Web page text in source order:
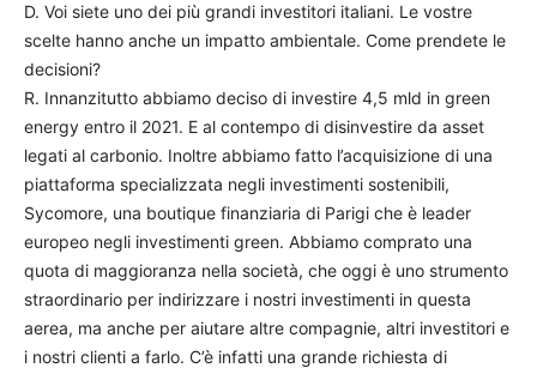
D. Voi siete uno dei più grandi investitori italiani. Le vostre
scelte hanno anche un impatto ambientale. Come prendete le
decisioni?
R. Innanzitutto abbiamo deciso di investire 4,5 mld in green
energy entro il 2021. E al contempo di disinvestire da asset
legati al carbonio. Inoltre abbiamo fatto l’acquisizione di una
piattaforma specializzata negli investimenti sostenibili,
Sycomore, una boutique finanziaria di Parigi che è leader
europeo negli investimenti green. Abbiamo comprato una
quota di maggioranza nella società, che oggi è uno strumento
straordinario per indirizzare i nostri investimenti in questa
aerea, ma anche per aiutare altre compagnie, altri investitori e
i nostri clienti a farlo. C’è infatti una grande richiesta di